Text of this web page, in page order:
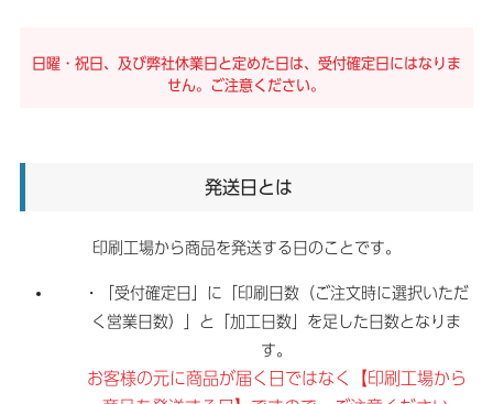
日曜・祝日、及び弊社休業日と定めた日は、受付確定日にはなりま
せん。ご注意ください。
発送日とは
印刷工場から商品を発送する日のことです。
・「受付確定日」に「印刷日数（ご注文時に選択いただ
く営業日数）」と「加工日数」を足した日数となりま
す。
お客様の元に商品が届く日ではなく【印刷工場から